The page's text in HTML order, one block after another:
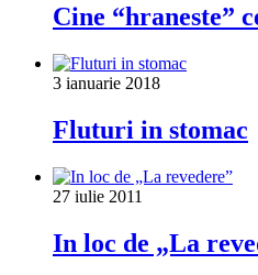
Cine “hraneste”
3 ianuarie 2018
Fluturi in stomac
27 iulie 2011
In loc de „La